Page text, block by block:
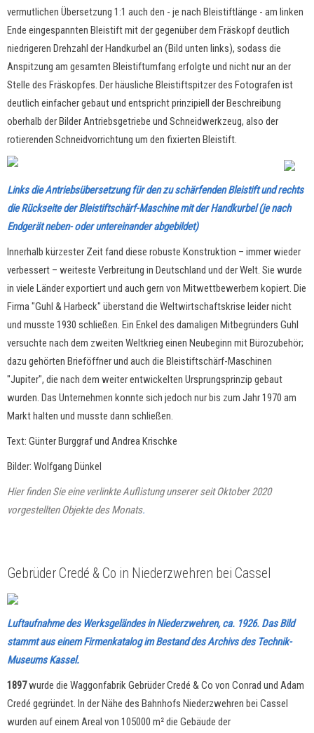
vermutlichen Übersetzung 1:1 auch den - je nach Bleistiftlänge - am linken
Ende eingespannten Bleistift mit der gegenüber dem Fräskopf deutlich
niedrigeren Drehzahl der Handkurbel an (Bild unten links), sodass die
Anspitzung am gesamten Bleistiftumfang erfolgte und nicht nur an der
Stelle des Fräskopfes. Der häusliche Bleistiftspitzer des Fotografen ist
deutlich einfacher gebaut und entspricht prinzipiell der Beschreibung
oberhalb der Bilder Antriebsgetriebe und Schneidwerkzeug, also der
rotierenden Schneidvorrichtung um den fixierten Bleistift.
Links die Antriebsübersetzung für den zu schärfenden Bleistift und rechts
die Rückseite der Bleistiftschärf-Maschine mit der Handkurbel (je nach
Endgerät neben- oder untereinander abgebildet)
Innerhalb kürzester Zeit fand diese robuste Konstruktion – immer wieder
verbessert – weiteste Verbreitung in Deutschland und der Welt. Sie wurde
in viele Länder exportiert und auch gern von Mitwettbewerbern kopiert. Die
Firma "Guhl & Harbeck" überstand die Weltwirtschaftskrise leider nicht
und musste 1930 schließen. Ein Enkel des damaligen Mitbegründers Guhl
versuchte nach dem zweiten Weltkrieg einen Neubeginn mit Bürozubehör;
dazu gehörten Brieföffner und auch die Bleistiftschärf-Maschinen
"Jupiter", die nach dem weiter entwickelten Ursprungsprinzip gebaut
wurden. Das Unternehmen konnte sich jedoch nur bis zum Jahr 1970 am
Markt halten und musste dann schließen.
Text: Günter Burggraf und Andrea Krischke
Bilder: Wolfgang Dünkel
Hier finden Sie eine verlinkte Auflistung unserer seit Oktober 2020
vorgestellten Objekte des Monats.
Gebrüder Credé & Co in Niederzwehren bei Cassel
Luftaufnahme des Werksgeländes in Niederzwehren, ca. 1926. Das Bild
stammt aus einem Firmenkatalog im Bestand des Archivs des Technik-
Museums Kassel.
1897wurde die Waggonfabrik Gebrüder Credé & Co von Conrad und Adam
Credé gegründet. In der Nähe des Bahnhofs Niederzwehren bei Cassel
wurden auf einem Areal von 105000 m² die Gebäude der